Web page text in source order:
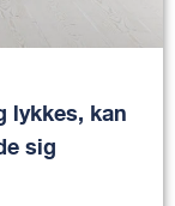
lykkes, kan
sig